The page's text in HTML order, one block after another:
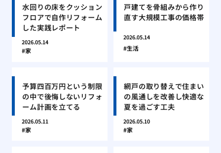
水回りの床をクッション
フロアで自作リフォーム
した実践レポート
2026.05.14
家
戸建てを骨組みから作り
直す大規模工事の価格帯
2026.05.14
生活
予算四百万円という制限
の中で後悔しないリフォ
ーム計画を立てる
2026.05.11
家
網戸の取り替えで住まい
の風通しを改善し快適な
夏を過ごす工夫
2026.05.10
家